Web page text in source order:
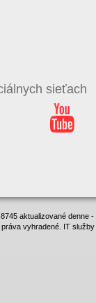
sieťach
aktualizované denne -
vyhradené. IT služby